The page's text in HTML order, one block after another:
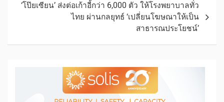
‘โป๊ยเซียน’ ส่งต่อเก้าอี้กว่า 6,000 ตัว ให้โรงพยาบาลทั่ว
ไทย ผ่านกลยุทธ์ ‘เปลี่ยนโฆษณาให้เป็น
สาธารณประโยชน์’